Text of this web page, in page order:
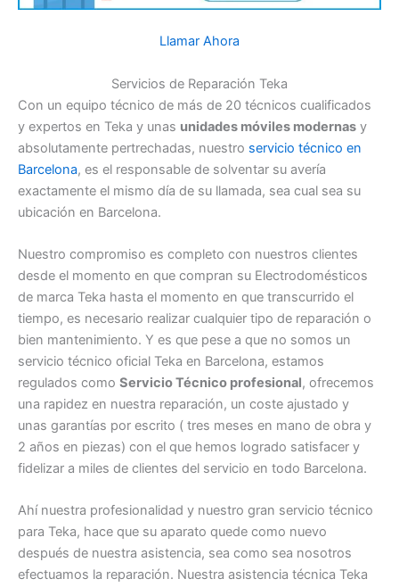
Llamar Ahora
Servicios de Reparación Teka
Con un equipo técnico de más de 20 técnicos cualificados
y expertos en Teka y unas unidades móviles modernas y
absolutamente pertrechadas, nuestro servicio técnico en
Barcelona, es el responsable de solventar su avería
exactamente el mismo día de su llamada, sea cual sea su
ubicación en Barcelona.
Nuestro compromiso es completo con nuestros clientes
desde el momento en que compran su Electrodomésticos
de marca Teka hasta el momento en que transcurrido el
tiempo, es necesario realizar cualquier tipo de reparación o
bien mantenimiento. Y es que pese a que no somos un
servicio técnico oficial Teka en Barcelona, estamos
regulados como Servicio Técnico profesional, ofrecemos
una rapidez en nuestra reparación, un coste ajustado y
unas garantías por escrito ( tres meses en mano de obra y
2 años en piezas) con el que hemos logrado satisfacer y
fidelizar a miles de clientes del servicio en todo Barcelona.
Ahí nuestra profesionalidad y nuestro gran servicio técnico
para Teka, hace que su aparato quede como nuevo
después de nuestra asistencia, sea como sea nosotros
efectuamos la reparación. Nuestra asistencia técnica Teka